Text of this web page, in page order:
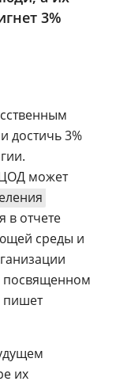
3%
достичь 3%
может
в отчете
среды и
посвященном
пишет
их